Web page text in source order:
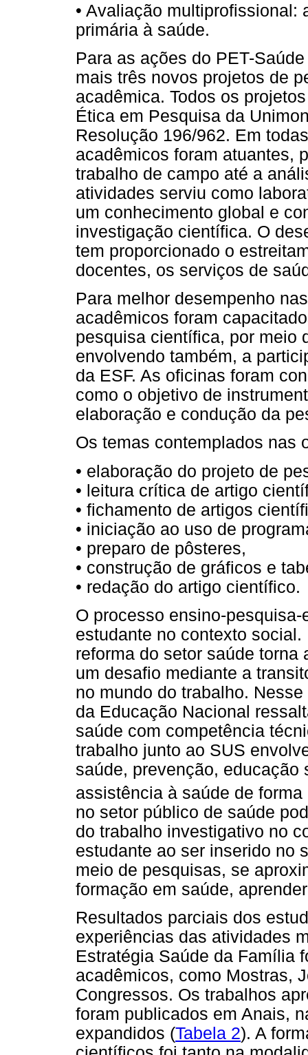
• Avaliação multiprofissional:
primária à saúde.
Para as ações do PET-
mais três novos projetos de
acadêmica. Todos os
Ética em Pesquisa da
Resolução 196/962. Em
acadêmicos foram atuantes,
trabalho de campo até a
atividades serviu como
um conhecimento global e
investigação científica. O
tem proporcionado o
docentes, os serviços de
Para melhor desempenho
acadêmicos foram
pesquisa científica, por meio
envolvendo também, a
da ESF. As oficinas foram
como o objetivo de
elaboração e condução da
Os temas contemplados nas
• elaboração do projeto de
• leitura crítica de artigo
• fichamento de artigos
• iniciação ao uso de
• preparo de pôsteres,
• construção de gráficos e
• redação do artigo científico.
O processo ensino-
estudante no contexto
reforma do setor saúde
um desafio mediante a
no mundo do trabalho.
da Educação Nacional
saúde com competência
trabalho junto ao SUS
saúde, prevenção, educação
assistência à saúde de forma
no setor público de saúde
do trabalho investigativo no
estudante ao ser inserido no
meio de pesquisas, se
formação em saúde,
Resultados parciais dos
experiências das atividades
Estratégia Saúde da Família
acadêmicos, como Mostras,
Congressos. Os trabalhos
foram publicados em Anais,
expandidos (Tabela 2). A